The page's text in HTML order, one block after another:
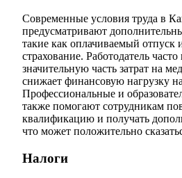
Современные условия труда в
предусматривают
такие как оплачиваемый отпуск
страхование. Работодатель
значительную часть затрат на
снижает финансовую нагрузку
Профессиональные и
также помогают сотрудникам
квалификацию и получать
что может положительно
Налоги